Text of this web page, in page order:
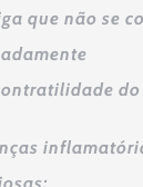
que não se
do